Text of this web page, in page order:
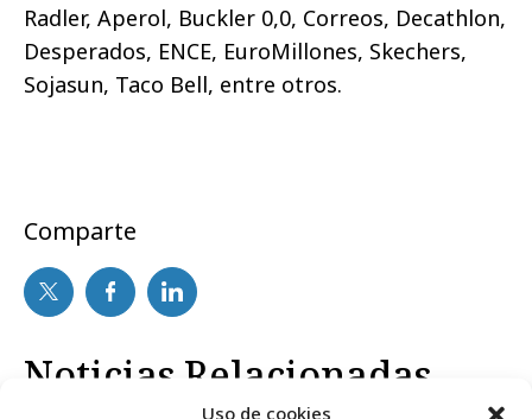
Uso de cookies
Radler, Aperol, Buckler 0,0, Correos, Decathlon,
Desperados, ENCE, EuroMillones, Skechers,
Sojasun, Taco Bell, entre otros.
Comparte
Noticias Relacionadas